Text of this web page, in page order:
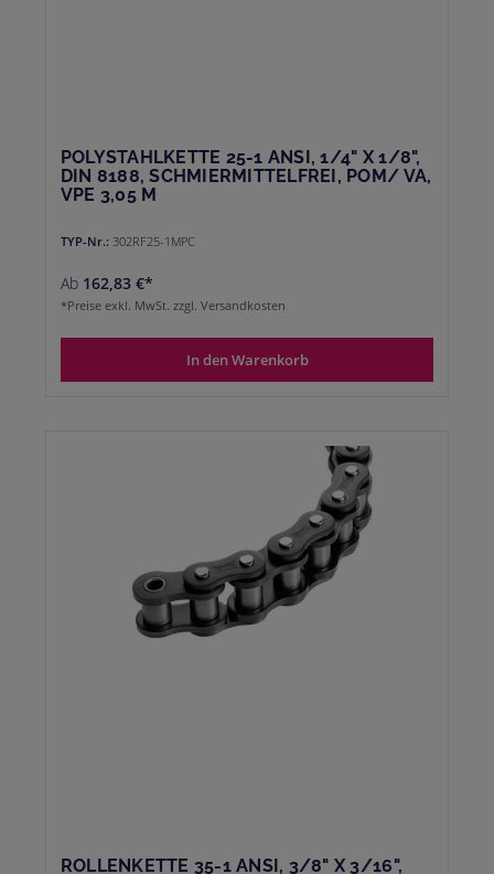
POLYSTAHLKETTE 25-1 ANSI, 1/4" X 1/8",
DIN 8188, SCHMIERMITTELFREI, POM/ VA,
VPE 3,05 M
TYP-Nr.: 302RF25-1MPC
Ab 162,83 €*
*Preise exkl. MwSt. zzgl. Versandkosten
In den Warenkorb
ROLLENKETTE 35-1 ANSI, 3/8" X 3/16",